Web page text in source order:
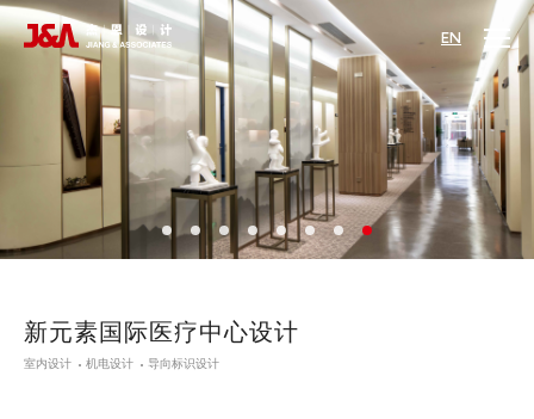
EN
新元素国际医疗中心设计
室内设计 机电设计 导向标识设计